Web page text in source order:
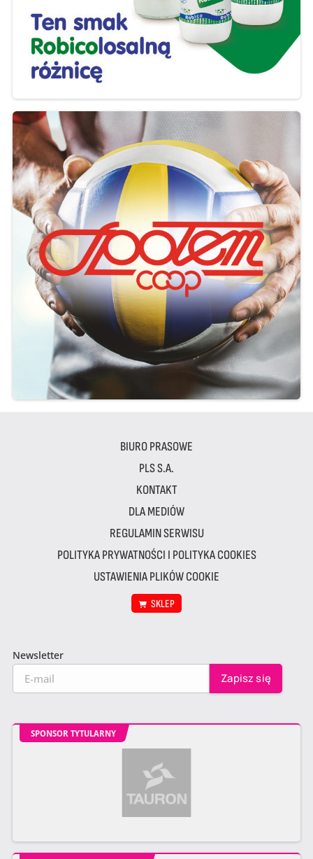
BIURO PRASOWE
PLS S.A.
KONTAKT
DLA MEDIÓW
REGULAMIN SERWISU
POLITYKA PRYWATNOŚCI I POLITYKA COOKIES
USTAWIENIA PLIKÓW COOKIE
SKLEP
Newsletter
SPONSOR TYTULARNY